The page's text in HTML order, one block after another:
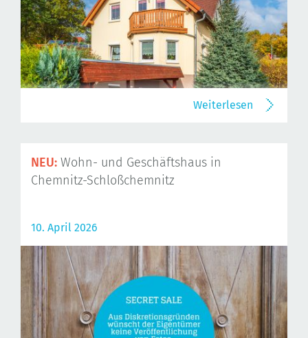
Weiterlesen
NEU: Wohn- und Geschäftshaus in
Chemnitz-Schloßchemnitz
10. April 2026